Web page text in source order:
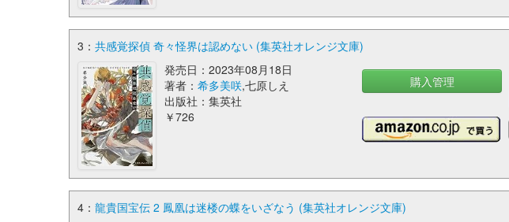
3： 共感覚探偵 奇々怪界は認めない (集英社オレンジ文庫)
発売日：2023年08月18日
著者：希多美咲,七原しえ
出版社：集英社
￥726
購入管理
4： 龍貴国宝伝 2 鳳凰は迷楼の蝶をいざなう (集英社オレンジ文庫)